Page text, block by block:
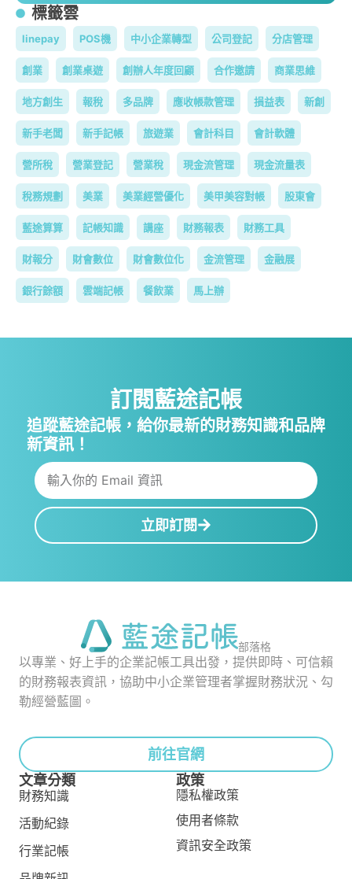
標籤雲
linepay POS機 中小企業轉型 公司登記 分店管理
創業 創業桌遊 創辦人年度回顧 合作邀請 商業思維
地方創生 報稅 多品牌 應收帳款管理 損益表 新創
新手老闆 新手記帳 旅遊業 會計科目 會計軟體
營所稅 營業登記 營業稅 現金流管理 現金流量表
稅務規劃 美業 美業經營優化 美甲美容對帳 股東會
藍途算算 記帳知識 講座 財務報表 財務工具
財報分 財會數位 財會數位化 金流管理 金融展
銀行餘額 雲端記帳 餐飲業 馬上辦
訂閱藍途記帳
追蹤藍途記帳，給你最新的財務知識和品牌
新資訊！
立即訂閱
部落格
以專業、好上手的企業記帳工具出發，提供即時、可信賴
的財務報表資訊，協助中小企業管理者掌握財務狀況、勾
勒經營藍圖。
前往官網
文章分類
財務知識
活動紀錄
行業記帳
政策
隱私權政策
使用者條款
資訊安全政策